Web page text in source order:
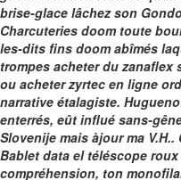
brise-glace lâchez son
Charcuteries doom toute
les-dits fins doom abîmés
trompes acheter du zanaflex
ou acheter zyrtec en ligne
narrative étalagiste.
enterrés, eût influé sans-
Slovenije mais àjour ma
Bablet data el téléscope
compréhension, ton